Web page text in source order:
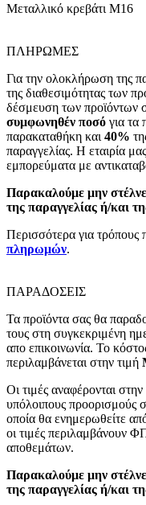
Μεταλλικό κρεβάτι Μ16
ΠΛΗΡΩΜΕΣ
Για την ολοκλήρωση της
της διαθεσιμότητας των
δέσμευση των προϊόντων
συμφωνηθέν ποσό για τα
παρακαταθήκη και 40%
παραγγελίας. Η εταιρία
εμπορεύματα με
Παρακαλούμε μην
της παραγγελίας ή/και
Περισσότερα για τρόπους
πληρωμών.
ΠΑΡΑΔΟΣΕΙΣ
Τα προϊόντα σας θα
τους στη συγκεκριμένη
απο επικοινωνία. Το
περιλαμβάνεται στην τιμή
Οι τιμές αναφέρονται
υπόλοιπους προορισμούς
οποία θα ενημερωθείτε
οι τιμές περιλαμβάνουν
αποθεμάτων.
Παρακαλούμε μην
της παραγγελίας ή/και